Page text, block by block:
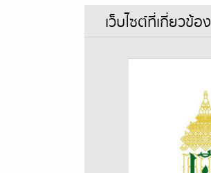
เว็บไซต์ที่เกี่ยวข้อง